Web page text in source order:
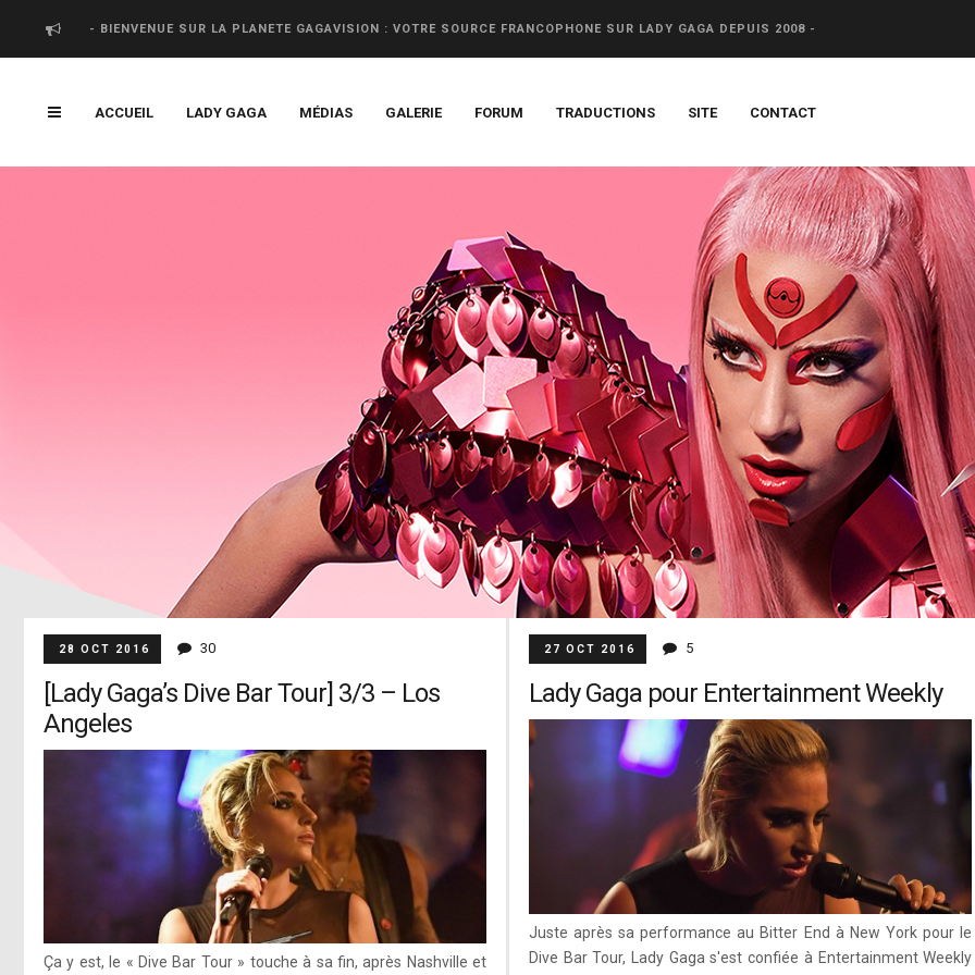
- BIENVENUE SUR LA PLANETE GAGAVISION : VOTRE SOURCE FRANCOPHONE SUR LADY GAGA DEPUIS 2008 -
ACCUEIL LADY GAGA MÉDIAS GALERIE FORUM TRADUCTIONS SITE CONTACT
28 OCT 2016 30
[Lady Gaga’s Dive Bar Tour] 3/3 – Los
Angeles
Ça y est, le « Dive Bar Tour » touche à sa fin, après Nashville et
27 OCT 2016 5
Lady Gaga pour Entertainment Weekly
Juste après sa performance au Bitter End à New York pour le
Dive Bar Tour, Lady Gaga s'est confiée à Entertainment Weekly